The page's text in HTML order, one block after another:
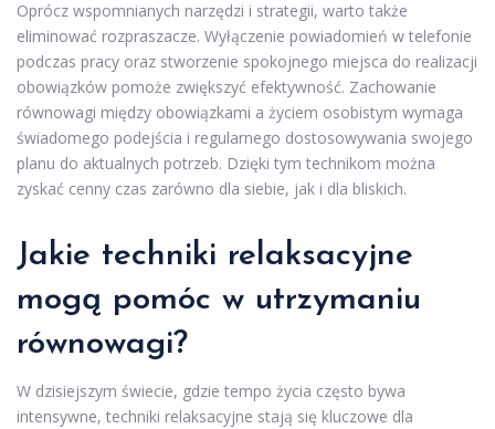
Oprócz wspomnianych narzędzi i strategii, warto także
eliminować rozpraszacze. Wyłączenie powiadomień w telefonie
podczas pracy oraz stworzenie spokojnego miejsca do realizacji
obowiązków pomoże zwiększyć efektywność. Zachowanie
równowagi między obowiązkami a życiem osobistym wymaga
świadomego podejścia i regularnego dostosowywania swojego
planu do aktualnych potrzeb. Dzięki tym technikom można
zyskać cenny czas zarówno dla siebie, jak i dla bliskich.
Jakie techniki relaksacyjne
mogą pomóc w utrzymaniu
równowagi?
W dzisiejszym świecie, gdzie tempo życia często bywa
intensywne, techniki relaksacyjne stają się kluczowe dla